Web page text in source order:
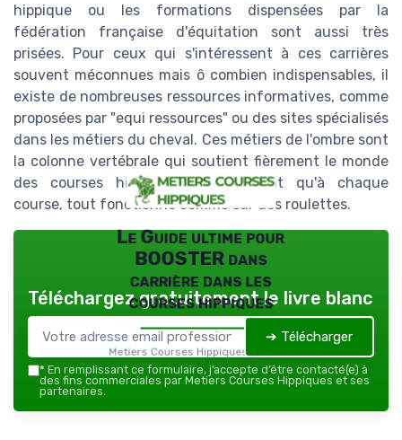
hippique ou les formations dispensées par la
fédération française d'équitation sont aussi très
prisées. Pour ceux qui s'intéressent à ces carrières
souvent méconnues mais ô combien indispensables, il
existe de nombreuses ressources informatives, comme
proposées par "equi ressources" ou des sites spécialisés
dans les métiers du cheval. Ces métiers de l'ombre sont
la colonne vertébrale qui soutient fièrement le monde
des courses hippiques, garantissant qu'à chaque
course, tout fonctionne comme sur des roulettes.
Le Guide ultime pour
BOOSTER dans
carrière dans les
courses hippiques
Metiers Courses Hippiques — 2026
Téléchargez gratuitement le livre blanc
➔ Télécharger
* En remplissant ce formulaire, j’accepte d’être contacté(e) à
des fins commerciales par Metiers Courses Hippiques et ses
partenaires.